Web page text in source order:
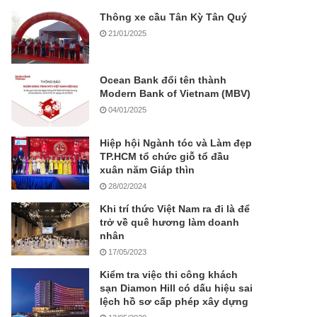
Thông xe cầu Tân Kỳ Tân Quý
21/01/2025
Ocean Bank đổi tên thành
Modern Bank of Vietnam (MBV)
04/01/2025
Hiệp hội Ngành tóc và Làm đẹp
TP.HCM tổ chức giỗ tổ đầu
xuân năm Giáp thìn
28/02/2024
Khi trí thức Việt Nam ra đi là để
trở về quê hương làm doanh
nhân
17/05/2023
Kiểm tra việc thi công khách
sạn Diamon Hill có dấu hiệu sai
lệch hồ sơ cấp phép xây dựng